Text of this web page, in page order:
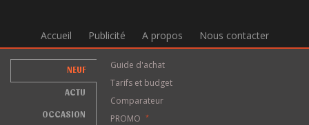
Accueil Publicité A propos Nous contacter
NEUF
ACTU
OCCASION
Guide d'achat
Tarifs et budget
Comparateur
PROMO
*